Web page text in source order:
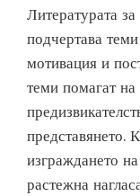
Литературата
подчертава
мотивация и
теми помагат на
представянето.
изграждането
растежна